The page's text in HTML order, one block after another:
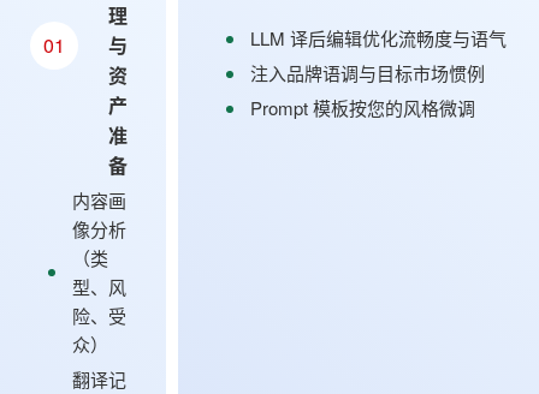
01
理
与
资
产
准
备
内容画
像分析
（类
型、风
险、受
众）
翻译记
LLM 译后编辑优化流畅度与语气
注入品牌语调与目标市场惯例
Prompt 模板按您的风格微调